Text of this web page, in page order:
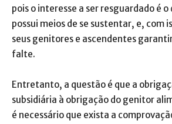
pois o interesse a ser resguardado é
possui meios de se sustentar, e, com
seus genitores e ascendentes
falte.
Entretanto, a questão é que a
subsidiária à obrigação do genitor
é necessário que exista a